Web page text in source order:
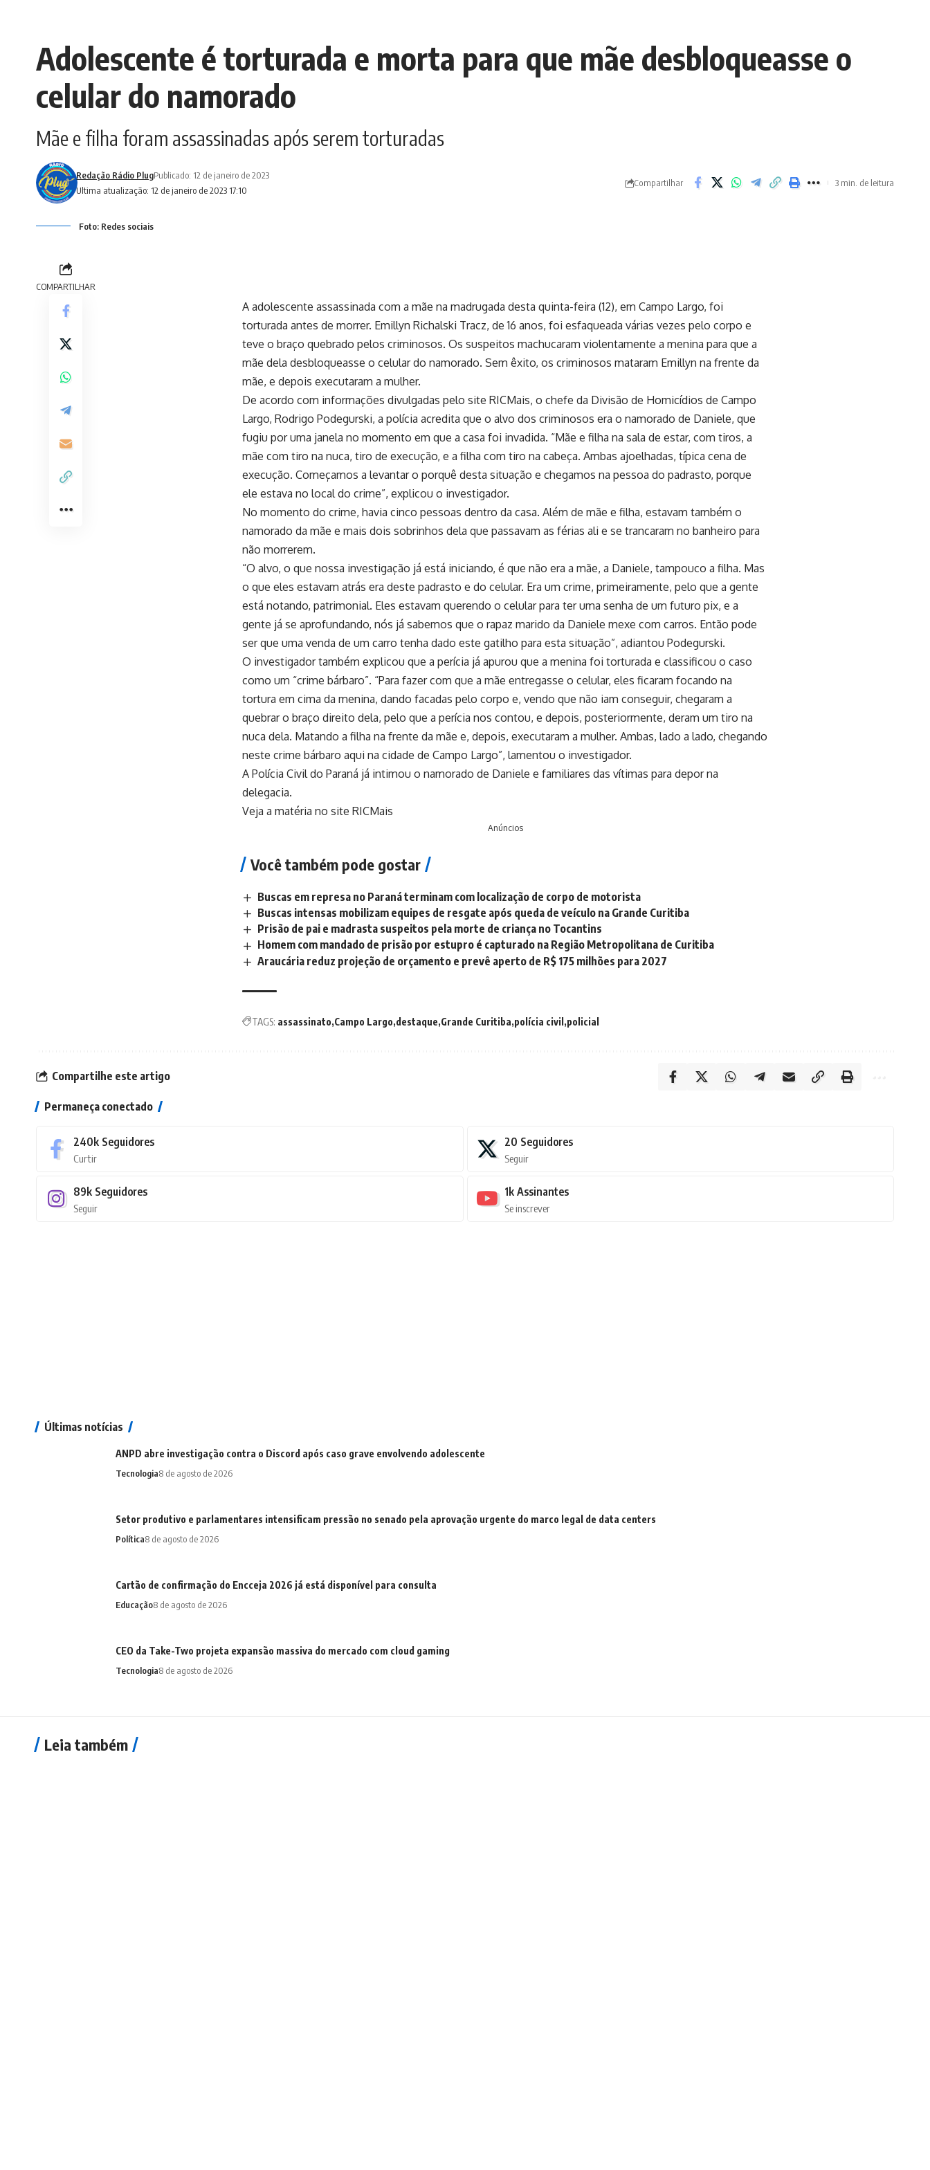
Adolescente é torturada e morta para que mãe desbloqueasse o
celular do namorado
Mãe e filha foram assassinadas após serem torturadas
Ultima atualização: 12 de janeiro de 2023 17:10
Redação Rádio PlugPublicado: 12 de janeiro de 2023
Compartilhar 3 min. de leitura
Foto: Redes sociais
COMPARTILHAR
A adolescente assassinada com a mãe na madrugada desta quinta-feira (12), em Campo Largo, foi
torturada antes de morrer. Emillyn Richalski Tracz, de 16 anos, foi esfaqueada várias vezes pelo corpo e
teve o braço quebrado pelos criminosos. Os suspeitos machucaram violentamente a menina para que a
mãe dela desbloqueasse o celular do namorado. Sem êxito, os criminosos mataram Emillyn na frente da
mãe, e depois executaram a mulher.
De acordo com informações divulgadas pelo site RICMais, o chefe da Divisão de Homicídios de Campo
Largo, Rodrigo Podegurski, a polícia acredita que o alvo dos criminosos era o namorado de Daniele, que
fugiu por uma janela no momento em que a casa foi invadida. “Mãe e filha na sala de estar, com tiros, a
mãe com tiro na nuca, tiro de execução, e a filha com tiro na cabeça. Ambas ajoelhadas, típica cena de
execução. Começamos a levantar o porquê desta situação e chegamos na pessoa do padrasto, porque
ele estava no local do crime”, explicou o investigador.
No momento do crime, havia cinco pessoas dentro da casa. Além de mãe e filha, estavam também o
namorado da mãe e mais dois sobrinhos dela que passavam as férias ali e se trancaram no banheiro para
não morrerem.
“O alvo, o que nossa investigação já está iniciando, é que não era a mãe, a Daniele, tampouco a filha. Mas
o que eles estavam atrás era deste padrasto e do celular. Era um crime, primeiramente, pelo que a gente
está notando, patrimonial. Eles estavam querendo o celular para ter uma senha de um futuro pix, e a
gente já se aprofundando, nós já sabemos que o rapaz marido da Daniele mexe com carros. Então pode
ser que uma venda de um carro tenha dado este gatilho para esta situação”, adiantou Podegurski.
O investigador também explicou que a perícia já apurou que a menina foi torturada e classificou o caso
como um “crime bárbaro”. “Para fazer com que a mãe entregasse o celular, eles ficaram focando na
tortura em cima da menina, dando facadas pelo corpo e, vendo que não iam conseguir, chegaram a
quebrar o braço direito dela, pelo que a perícia nos contou, e depois, posteriormente, deram um tiro na
nuca dela. Matando a filha na frente da mãe e, depois, executaram a mulher. Ambas, lado a lado, chegando
neste crime bárbaro aqui na cidade de Campo Largo”, lamentou o investigador.
A Polícia Civil do Paraná já intimou o namorado de Daniele e familiares das vítimas para depor na
delegacia.
Veja a matéria no site RICMais
Anúncios
Você também pode gostar
Buscas em represa no Paraná terminam com localização de corpo de motorista
Buscas intensas mobilizam equipes de resgate após queda de veículo na Grande Curitiba
Prisão de pai e madrasta suspeitos pela morte de criança no Tocantins
Homem com mandado de prisão por estupro é capturado na Região Metropolitana de Curitiba
Araucária reduz projeção de orçamento e prevê aperto de R$ 175 milhões para 2027
TAGS: assassinato Campo Largo destaque Grande Curitiba polícia civil policial
Compartilhe este artigo
Permaneça conectado
240k Seguidores
Curtir
20 Seguidores
Seguir
89k Seguidores
Seguir
1k Assinantes
Se inscrever
Últimas notícias
ANPD abre investigação contra o Discord após caso grave envolvendo adolescente
Tecnologia8 de agosto de 2026
Setor produtivo e parlamentares intensificam pressão no senado pela aprovação urgente do marco legal de data centers
Política8 de agosto de 2026
Cartão de confirmação do Encceja 2026 já está disponível para consulta
Educação8 de agosto de 2026
CEO da Take-Two projeta expansão massiva do mercado com cloud gaming
Tecnologia8 de agosto de 2026
Leia também